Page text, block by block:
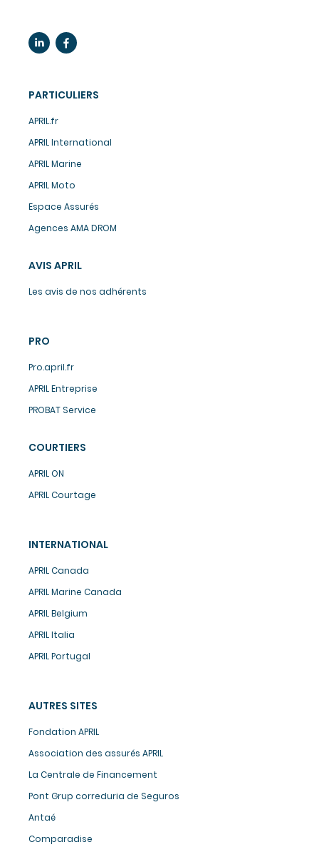
PARTICULIERS
APRIL.fr
APRIL International
APRIL Marine
APRIL Moto
Espace Assurés
Agences AMA DROM
AVIS APRIL
Les avis de nos adhérents
PRO
Pro.april.fr
APRIL Entreprise
PROBAT Service
COURTIERS
APRIL ON
APRIL Courtage
INTERNATIONAL
APRIL Canada
APRIL Marine Canada
APRIL Belgium
APRIL Italia
APRIL Portugal
AUTRES SITES
Fondation APRIL
Association des assurés APRIL
La Centrale de Financement
Pont Grup correduria de Seguros
Antaé
Comparadise